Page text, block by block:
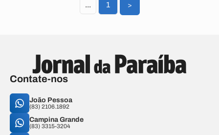
... 1 >
Contate-nos
João Pessoa
(83) 2106.1892
Campina Grande
(83) 3315-3204